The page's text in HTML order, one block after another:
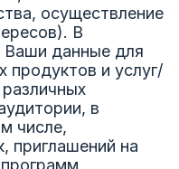
осуществление
В
Ваши данные для
продуктов и услуг/
в
числе,
приглашений на